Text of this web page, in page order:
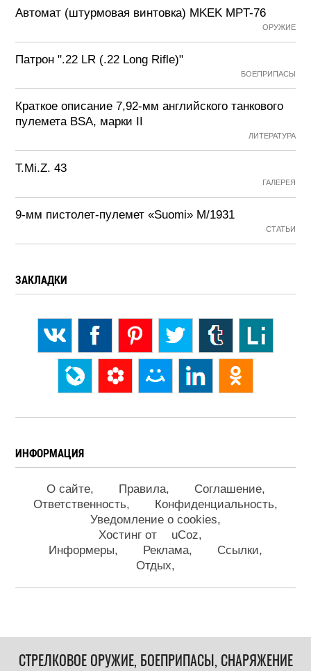
Автомат (штурмовая винтовка) MKEK MPT-76
ОРУЖИЕ
Патрон ".22 LR (.22 Long Rifle)"
БОЕПРИПАСЫ
Краткое описание 7,92-мм английского танкового
пулемета BSA, марки II
ЛИТЕРАТУРА
T.Mi.Z. 43
ГАЛЕРЕЯ
9-мм пистолет-пулемет «Suomi» М/1931
СТАТЬИ
ЗАКЛАДКИ
ИНФОРМАЦИЯ
О сайте Правила
Соглашение
Ответственность
Конфиденциальность
Уведомление о cookies
Хостинг от
uCoz
Информеры
Реклама
Ссылки
Отдых
СТРЕЛКОВОЕ ОРУЖИЕ, БОЕПРИПАСЫ, СНАРЯЖЕНИЕ